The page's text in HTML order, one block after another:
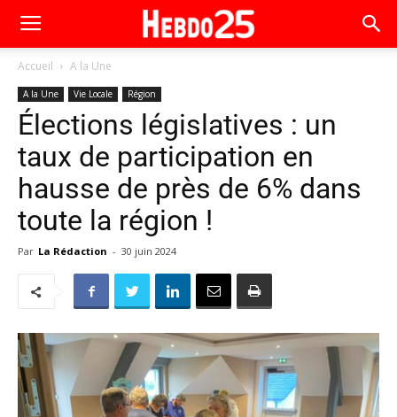
Accueil A la Une
A la Une Vie Locale Région
Élections législatives : un
taux de participation en
hausse de près de 6% dans
toute la région !
Par La Rédaction - 30 juin 2024